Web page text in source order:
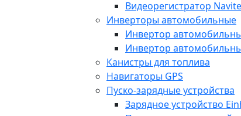
Видеорегистратор
Инверторы автомобильные
Инвертор
Инвертор
Канистры для топлива
Навигаторы GPS
Пуско-зарядные устройства
Зарядное устройство